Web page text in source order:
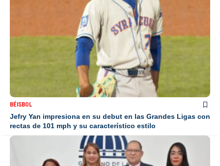
BÉISBOL
Jefry Yan impresiona en su debut en las Grandes Ligas con
rectas de 101 mph y su característico estilo